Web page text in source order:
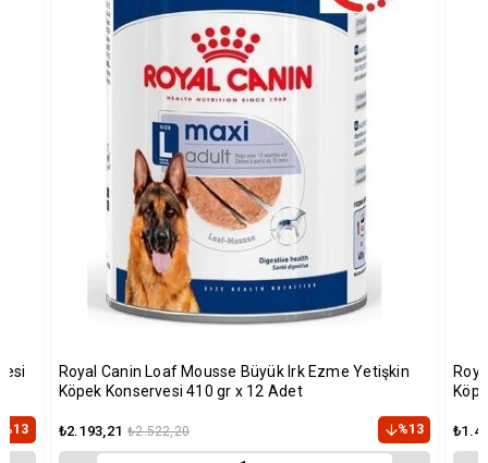
%13
Royal Canin Loaf Mousse Büyük Irk Ezme Yetişkin
Köpek Konservesi 410 gr x 12 Adet
₺2.193,21 ₺2.522,20 %13